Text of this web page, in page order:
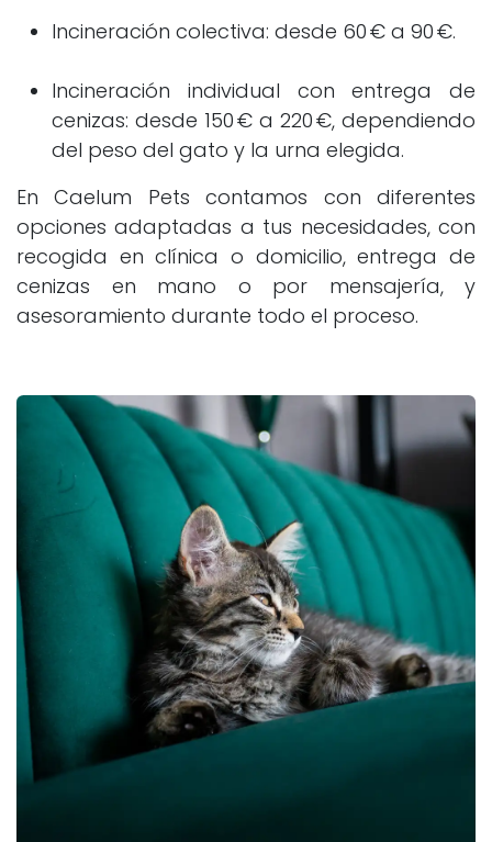
Incineración colectiva: desde 60 € a 90 €.
Incineración individual con entrega de
cenizas: desde 150 € a 220 €, dependiendo
del peso del gato y la urna elegida.
En Caelum Pets contamos con diferentes
opciones adaptadas a tus necesidades, con
recogida en clínica o domicilio, entrega de
cenizas en mano o por mensajería, y
asesoramiento durante todo el proceso.